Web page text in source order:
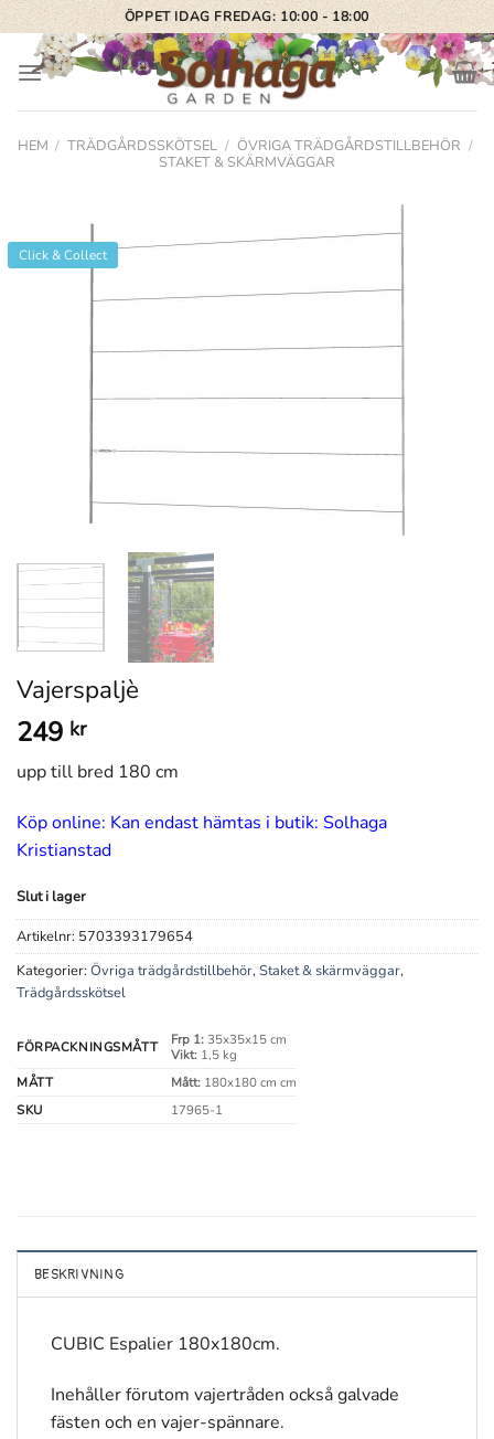
Skip
to
content
ÖPPET IDAG FREDAG: 10:00 - 18:00
HEM / TRÄDGÅRDSSKÖTSEL / ÖVRIGA TRÄDGÅRDSTILLBEHÖR /
STAKET & SKÄRMVÄGGAR
Click & Collect
Vajerspaljè
249 kr
upp till bred 180 cm
Köp online: Kan endast hämtas i butik: Solhaga
Kristianstad
Slut i lager
Artikelnr: 5703393179654
Kategorier: Övriga trädgårdstillbehör,Staket & skärmväggar,
Trädgårdsskötsel
FÖRPACKNINGSMÅTT Frp 1:35x35x15 cm
Vikt:1,5 kg
MÅTT
Mått:180x180 cm cm
SKU
17965-1
BESKRIVNING
CUBIC Espalier 180x180cm.
Inehåller förutom vajertråden också galvade
fästen och en vajer-spännare.